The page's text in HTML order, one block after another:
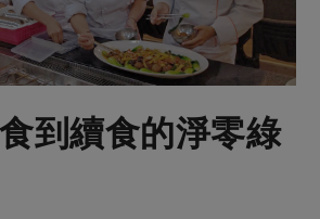
乳製品
米麵雜糧
！
一籃菜真心話
合作聯合國
到續食的淨零綠